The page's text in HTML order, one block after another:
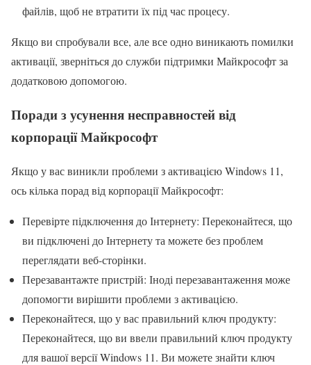
файлів, щоб не втратити їх під час процесу.
Якщо ви спробували все, але все одно виникають помилки
активації, зверніться до служби підтримки Майкрософт за
додатковою допомогою.
Поради з усунення несправностей від
корпорації Майкрософт
Якщо у вас виникли проблеми з активацією Windows 11,
ось кілька порад від корпорації Майкрософт:
Перевірте підключення до Інтернету: Переконайтеся, що
ви підключені до Інтернету та можете без проблем
переглядати веб-сторінки.
Перезавантажте пристрій: Іноді перезавантаження може
допомогти вирішити проблеми з активацією.
Переконайтеся, що у вас правильний ключ продукту:
Переконайтеся, що ви ввели правильний ключ продукту
для вашої версії Windows 11. Ви можете знайти ключ